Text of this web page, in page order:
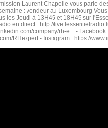
Laurent Chapelle vous parle
: vendeur au Luxembourg
les Jeudi à 13H45 et 18H45 sur
en direct : http://
company/rh-e... -
RHexpert - Instagram : https://